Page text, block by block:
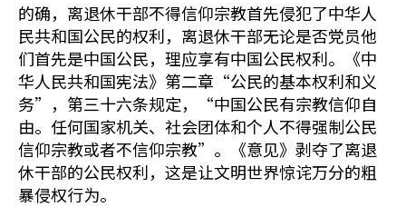
的确，离退休干部不得信仰宗教首先侵犯了中华人
民共和国公民的权利，离退休干部无论是否党员他
们首先是中国公民，理应享有中国公民权利。《中
华人民共和国宪法》第二章“公民的基本权利和义
务”，第三十六条规定，“中国公民有宗教信仰自
由。任何国家机关、社会团体和个人不得强制公民
信仰宗教或者不信仰宗教”。《意见》剥夺了离退
休干部的公民权利，这是让文明世界惊诧万分的粗
暴侵权行为。